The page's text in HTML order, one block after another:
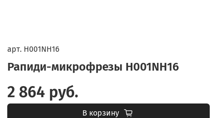
арт. H001NH16
Рапиди-микрофрезы H001NH16
2 864 руб.
В корзину